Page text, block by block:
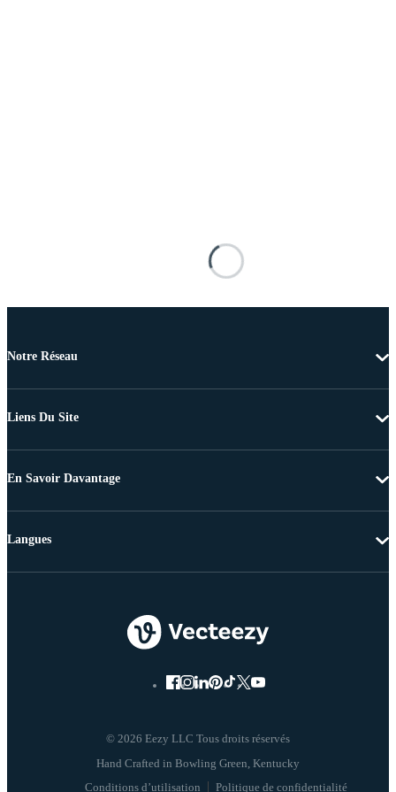
Notre Réseau
Liens Du Site
En Savoir Davantage
© 2026 Eezy LLC Tous droits réservés
Conditions d’utilisation Politique de confidentialité
Langues